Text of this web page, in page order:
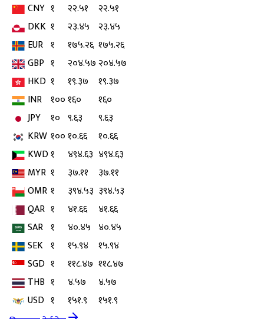
CNY १ २२.५१
२२.५१
DKK १ २३.४५
२३.४५
EUR १ १७५.२६ १७५.२६
GBP १ २०४.५७ २०४.५७
HKD १ १९.३७
१९.३७
INR १००१६०
१६०
JPY
१० ९.६३
९.६३
KRW १००१०.६६
१०.६६
KWD१ ४९४.६३ ४९४.६३
MYR १ ३७.११
३७.११
OMR १ ३९४.५३ ३९४.५३
QAR १ ४१.६६
४१.६६
SAR १ ४०.४५ ४०.४५
SEK १ १५.९४
१५.९४
SGD १ ११८.४७ ११८.४७
THB १ ४.५७
४.५७
USD १ १५१.९
१५१.९